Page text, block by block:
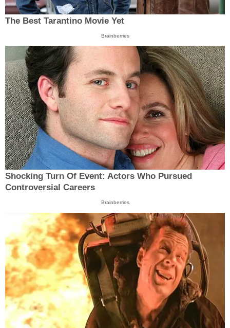
The Best Tarantino Movie Yet
Brainberries
Shocking Turn Of Event: Actors Who Pursued
Controversial Careers
Brainberries